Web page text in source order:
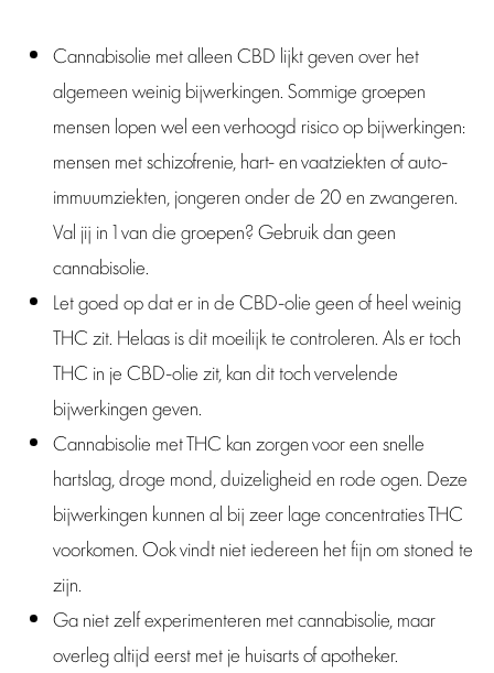
Cannabisolie met alleen CBD lijkt geven over het
algemeen weinig bijwerkingen. Sommige groepen
mensen lopen wel een verhoogd risico op bijwerkingen:
mensen met schizofrenie, hart- en vaatziekten of auto-
immuumziekten, jongeren onder de 20 en zwangeren.
Val jij in 1 van die groepen? Gebruik dan geen
cannabisolie.
Let goed op dat er in de CBD-olie geen of heel weinig
THC zit. Helaas is dit moeilijk te controleren. Als er toch
THC in je CBD-olie zit, kan dit toch vervelende
bijwerkingen geven.
Cannabisolie met THC kan zorgen voor een snelle
hartslag, droge mond, duizeligheid en rode ogen. Deze
bijwerkingen kunnen al bij zeer lage concentraties THC
voorkomen. Ook vindt niet iedereen het fijn om stoned te
zijn.
Ga niet zelf experimenteren met cannabisolie, maar
overleg altijd eerst met je huisarts of apotheker.